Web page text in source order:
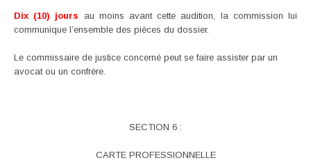
Dix (10) jours au moins avant cette audition, la commission lui
communique l’ensemble des pièces du dossier.
Le commissaire de justice concerné peut se faire assister par un
avocat ou un confrère.
SECTION 6 :
CARTE PROFESSIONNELLE